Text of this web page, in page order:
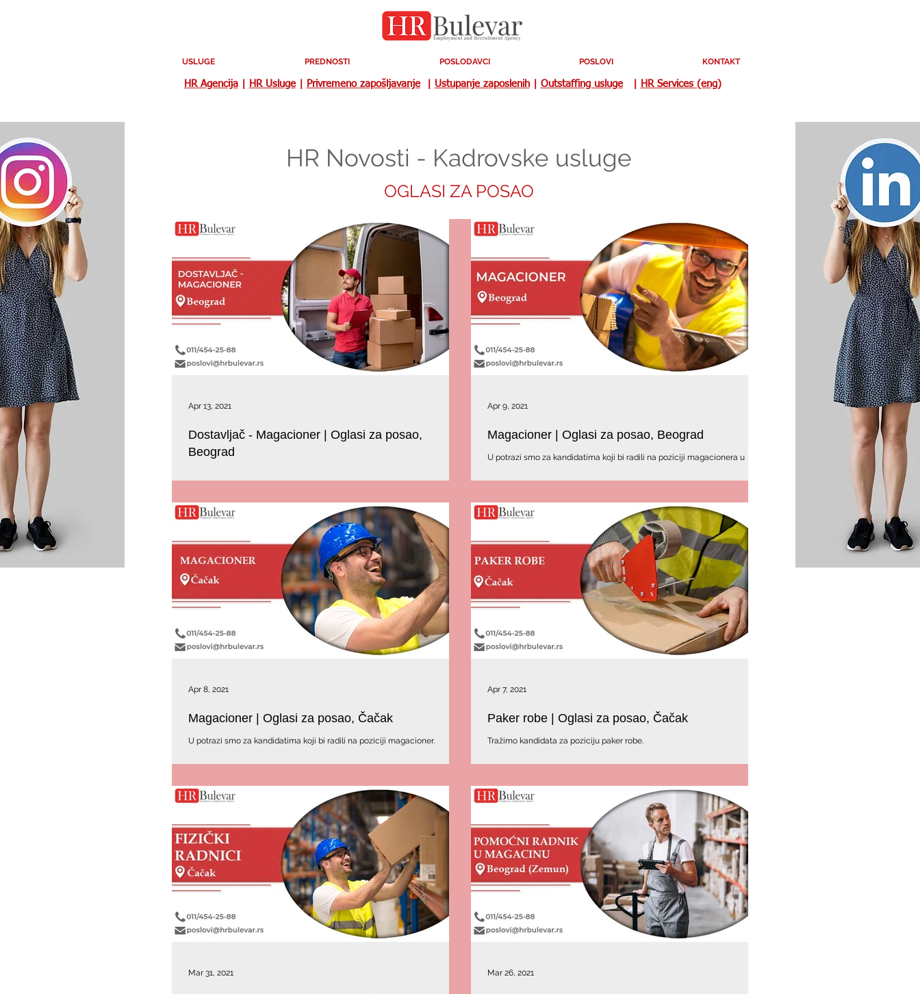
USLUGE PREDNOSTI POSLODAVCI POSLOVI KONTAKT
HR Agencija| HR Usluge| Privremeno zapošljavanje| Ustupanje zaposlenih| Outstaffing usluge| HR Services (eng)
HR Novosti - Kadrovske usluge
OGLASI ZA POSAO
Dostavljač - Magacioner | Oglasi za posao,
Beograd
Apr 13, 2021
Magacioner | Oglasi za posao, Beograd
U potrazi smo za kandidatima koji bi radili na poziciji magacionera u
Apr 9, 2021
Magacioner | Oglasi za posao, Čačak
U potrazi smo za kandidatima koji bi radili na poziciji magacioner.
Apr 8, 2021
Paker robe | Oglasi za posao, Čačak
Tražimo kandidata za poziciju paker robe.
Apr 7, 2021
Mar 31, 2021 Mar 26, 2021